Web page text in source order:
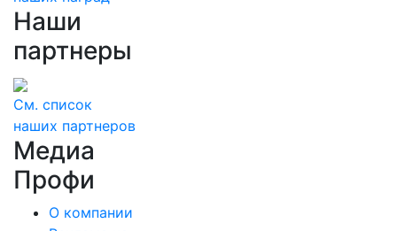
Наши
партнеры
См. список
наших партнеров
Медиа
Профи
О компании